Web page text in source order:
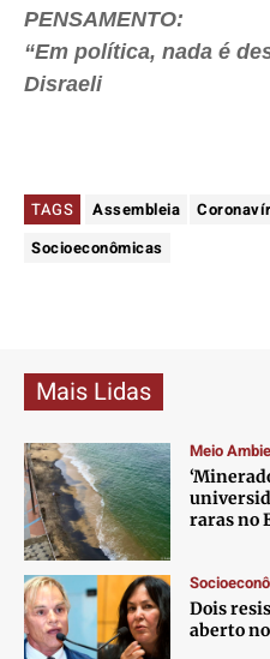
PENSAMENTO:
“Em política, nada é
Disraeli
TAGS Assembleia
Socioeconômicas
Mais Lidas
Meio
raras no
Dois
aberto